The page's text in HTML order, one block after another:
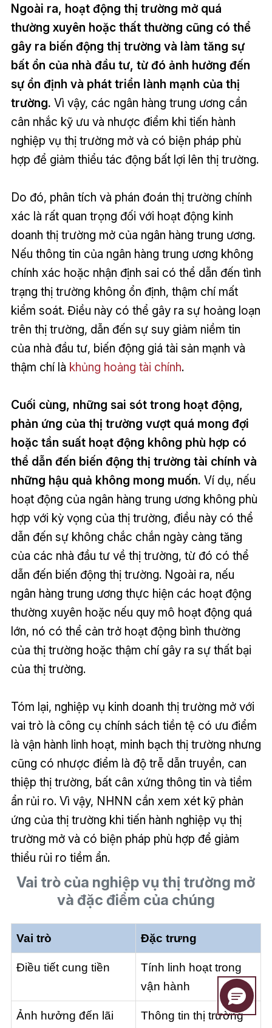
Ngoài ra, hoạt động thị trường mở quá
thường xuyên hoặc thất thường cũng có thể
gây ra biến động thị trường và làm tăng sự
bất ổn của nhà đầu tư, từ đó ảnh hưởng đến
sự ổn định và phát triển lành mạnh của thị
trường. Vì vậy, các ngân hàng trung ương cần
cân nhắc kỹ ưu và nhược điểm khi tiến hành
nghiệp vụ thị trường mở và có biện pháp phù
hợp để giảm thiểu tác động bất lợi lên thị trường.
Do đó, phân tích và phán đoán thị trường chính
xác là rất quan trọng đối với hoạt động kinh
doanh thị trường mở của ngân hàng trung ương.
Nếu thông tin của ngân hàng trung ương không
chính xác hoặc nhận định sai có thể dẫn đến tình
trạng thị trường không ổn định, thậm chí mất
kiểm soát. Điều này có thể gây ra sự hoảng loạn
trên thị trường, dẫn đến sự suy giảm niềm tin
của nhà đầu tư, biến động giá tài sản mạnh và
thậm chí là khủng hoảng tài chính.
Cuối cùng, những sai sót trong hoạt động,
phản ứng của thị trường vượt quá mong đợi
hoặc tần suất hoạt động không phù hợp có
thể dẫn đến biến động thị trường tài chính và
những hậu quả không mong muốn. Ví dụ, nếu
hoạt động của ngân hàng trung ương không phù
hợp với kỳ vọng của thị trường, điều này có thể
dẫn đến sự không chắc chắn ngày càng tăng
của các nhà đầu tư về thị trường, từ đó có thể
dẫn đến biến động thị trường. Ngoài ra, nếu
ngân hàng trung ương thực hiện các hoạt động
thường xuyên hoặc nếu quy mô hoạt động quá
lớn, nó có thể cản trở hoạt động bình thường
của thị trường hoặc thậm chí gây ra sự thất bại
của thị trường.
Tóm lại, nghiệp vụ kinh doanh thị trường mở với
vai trò là công cụ chính sách tiền tệ có ưu điểm
là vận hành linh hoạt, minh bạch thị trường nhưng
cũng có nhược điểm là độ trễ dẫn truyền, can
thiệp thị trường, bất cân xứng thông tin và tiềm
ẩn rủi ro. Vì vậy, NHNN cần xem xét kỹ phản
ứng của thị trường khi tiến hành nghiệp vụ thị
trường mở và có biện pháp phù hợp để giảm
thiểu rủi ro tiềm ẩn.
Vai trò của nghiệp vụ thị trường mở
và đặc điểm của chúng
Vai trò Đặc trưng
Điều tiết cung tiền
Tính linh hoạt trong
vận hành
Ảnh hưởng đến lãi
Thông tin thị trường